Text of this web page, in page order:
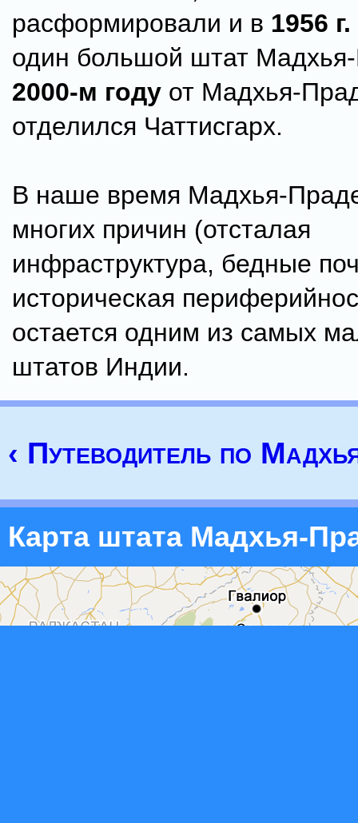
расформировали и в 1956 г.
один большой штат
2000-м году от Мадхья-
отделился Чаттисгарх.
В наше время Мадхья-
многих причин (отсталая
инфраструктура, бедные
историческая
остается одним из самых
штатов Индии.
‹ Путеводитель по
Карта штата Мадхья-